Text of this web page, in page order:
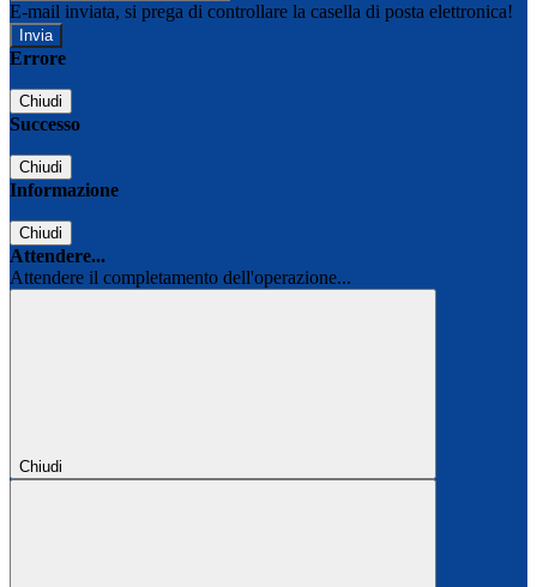
E-mail inviata, si prega di controllare la casella di posta elettronica!
Errore
Chiudi
Successo
Chiudi
Informazione
Chiudi
Attendere...
Attendere il completamento dell'operazione...
Chiudi